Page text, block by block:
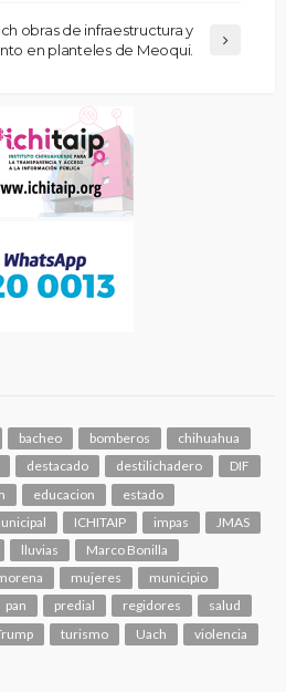
obras de infraestructura y
en planteles de Meoqui.
bacheo bomberos
chihuahua
destacado destilichadero
DIF
educacion
estado
ICHITAIP impas
JMAS
lluvias
Marco Bonilla
mujeres
municipio
pan predial regidores
salud
turismo Uach violencia